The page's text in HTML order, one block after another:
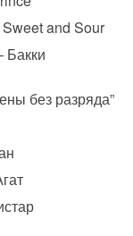
and Sour
Бакки
без разряда”